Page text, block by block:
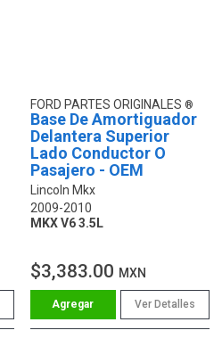
FORD PARTES ORIGINALES
Base De Amortiguador
Delantera Superior
Lado Conductor O
Pasajero - OEM
Lincoln Mkx
2009-2010
MKX V6 3.5L
$3,383.00 MXN
Ver Detalles